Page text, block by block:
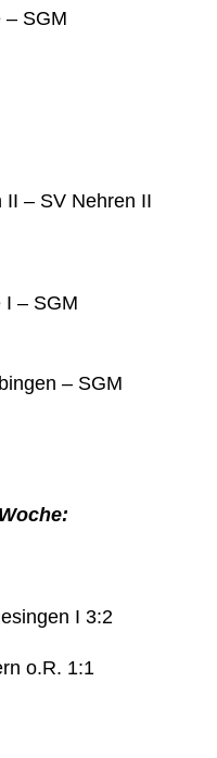
– SGM
II – SV Nehren II
I – SGM
– SGM
I 3:2
o.R. 1:1